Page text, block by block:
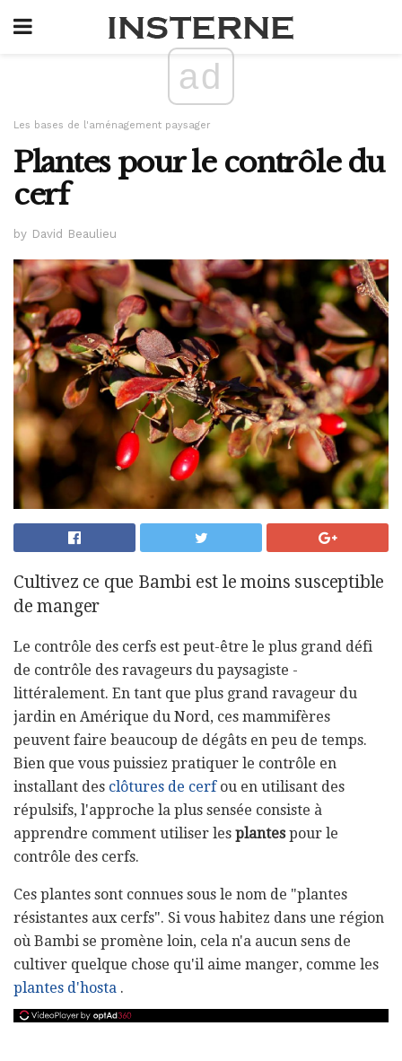
ad
Les bases de l'aménagement paysager
Plantes pour le contrôle du
cerf
by David Beaulieu
Cultivez ce que Bambi est le moins susceptible
de manger
Le contrôle des cerfs est peut-être le plus grand défi
de contrôle des ravageurs du paysagiste -
littéralement. En tant que plus grand ravageur du
jardin en Amérique du Nord, ces mammifères
peuvent faire beaucoup de dégâts en peu de temps.
Bien que vous puissiez pratiquer le contrôle en
installant des clôtures de cerfou en utilisant des
répulsifs, l'approche la plus sensée consiste à
apprendre comment utiliser les plantespour le
contrôle des cerfs.
Ces plantes sont connues sous le nom de "plantes
résistantes aux cerfs". Si vous habitez dans une région
où Bambi se promène loin, cela n'a aucun sens de
cultiver quelque chose qu'il aime manger, comme les
plantes d'hosta .